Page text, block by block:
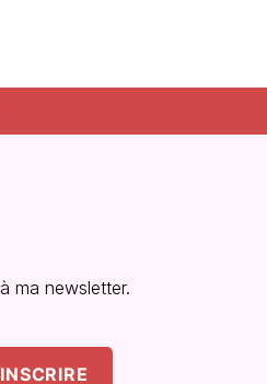
ma newsletter.